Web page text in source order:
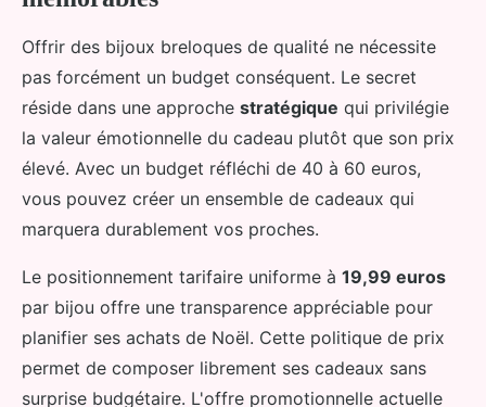
Offrir des bijoux breloques de qualité ne nécessite
pas forcément un budget conséquent. Le secret
réside dans une approche stratégique qui privilégie
la valeur émotionnelle du cadeau plutôt que son prix
élevé. Avec un budget réfléchi de 40 à 60 euros,
vous pouvez créer un ensemble de cadeaux qui
marquera durablement vos proches.
Le positionnement tarifaire uniforme à 19,99 euros
par bijou offre une transparence appréciable pour
planifier ses achats de Noël. Cette politique de prix
permet de composer librement ses cadeaux sans
surprise budgétaire. L'offre promotionnelle actuelle